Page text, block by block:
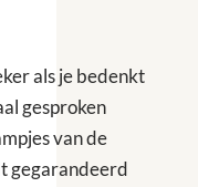
als je bedenkt
gesproken
van de
gegarandeerd